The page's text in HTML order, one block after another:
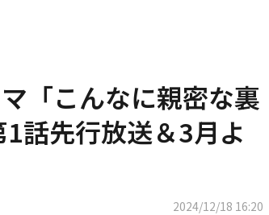
「こんなに親密な裏
話先行放送＆3月よ
2024/12/18 16:20